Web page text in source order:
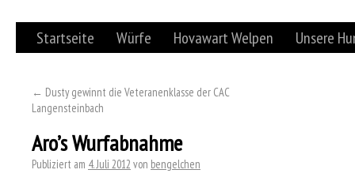
Startseite Würfe Hovawart Welpen Unsere
← Dusty gewinnt die Veteranenklasse der CAC
Langensteinbach
Aro’s Wurfabnahme
Publiziert am 4. Juli 2012 von bengelchen